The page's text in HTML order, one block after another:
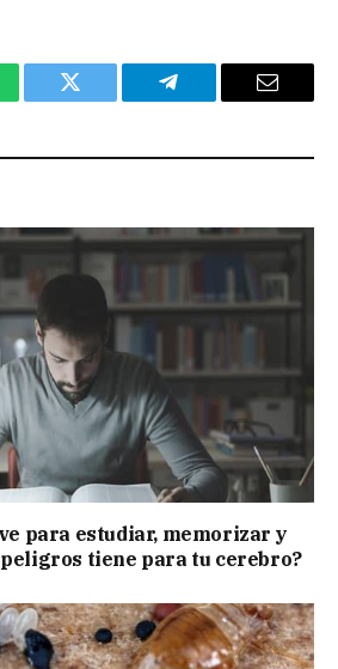
Twitter Telegram Email
para estudiar, memorizar y
tiene para tu cerebro?